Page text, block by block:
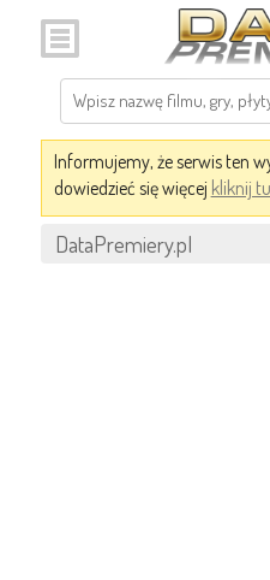
Informujemy, że serwis ten
dowiedzieć się więcej kliknij
DataPremiery.pl